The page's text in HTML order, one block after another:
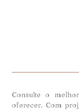
Consulte o
oferecer. Com